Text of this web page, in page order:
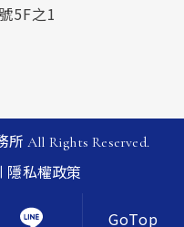
5F之1
所 All Rights Reserved.
| 隱私權政策
GoTop